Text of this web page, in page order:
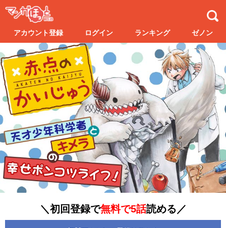
アカウント登録 ログイン ランキング ゼノン
＼初回登録で無料で5話読める／